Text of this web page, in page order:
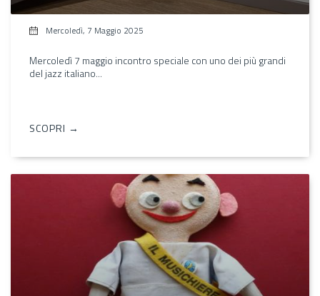
Mercoledì, 7 Maggio 2025
Mercoledì 7 maggio incontro speciale con uno dei più grandi
del jazz italiano...
SCOPRI →